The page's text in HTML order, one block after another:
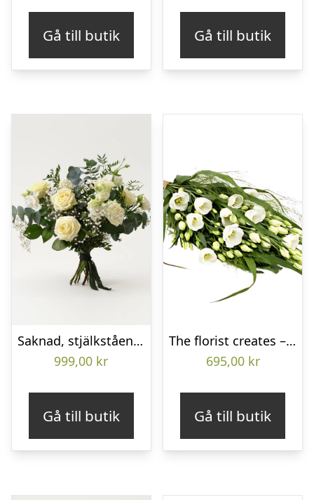
Gå till butik Gå till butik
Saknad, stjälkstående bukett
999,00 kr
Gå till butik
The florist creates – Funeral bouquet
695,00 kr
Gå till butik